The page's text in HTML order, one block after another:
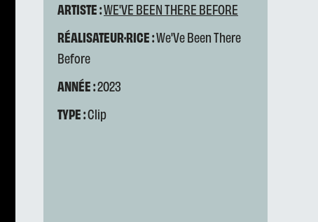
ARTISTE :WE'VE BEEN THERE BEFORE
RÉALISATEUR·RICE :We'Ve Been There
Before
ANNÉE :2023
TYPE :Clip